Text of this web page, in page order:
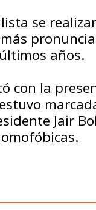
se
años.
con la
Jair